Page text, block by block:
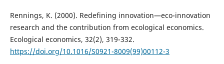
Rennings, K. (2000). Redefining innovation—eco-innovation
research and the contribution from ecological economics.
Ecological economics, 32(2), 319-332.
https://doi.org/10.1016/S0921-8009(99)00112-3